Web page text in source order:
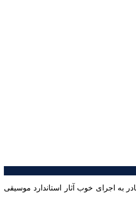
به اجرای خوب آثار استاندارد موسیقی